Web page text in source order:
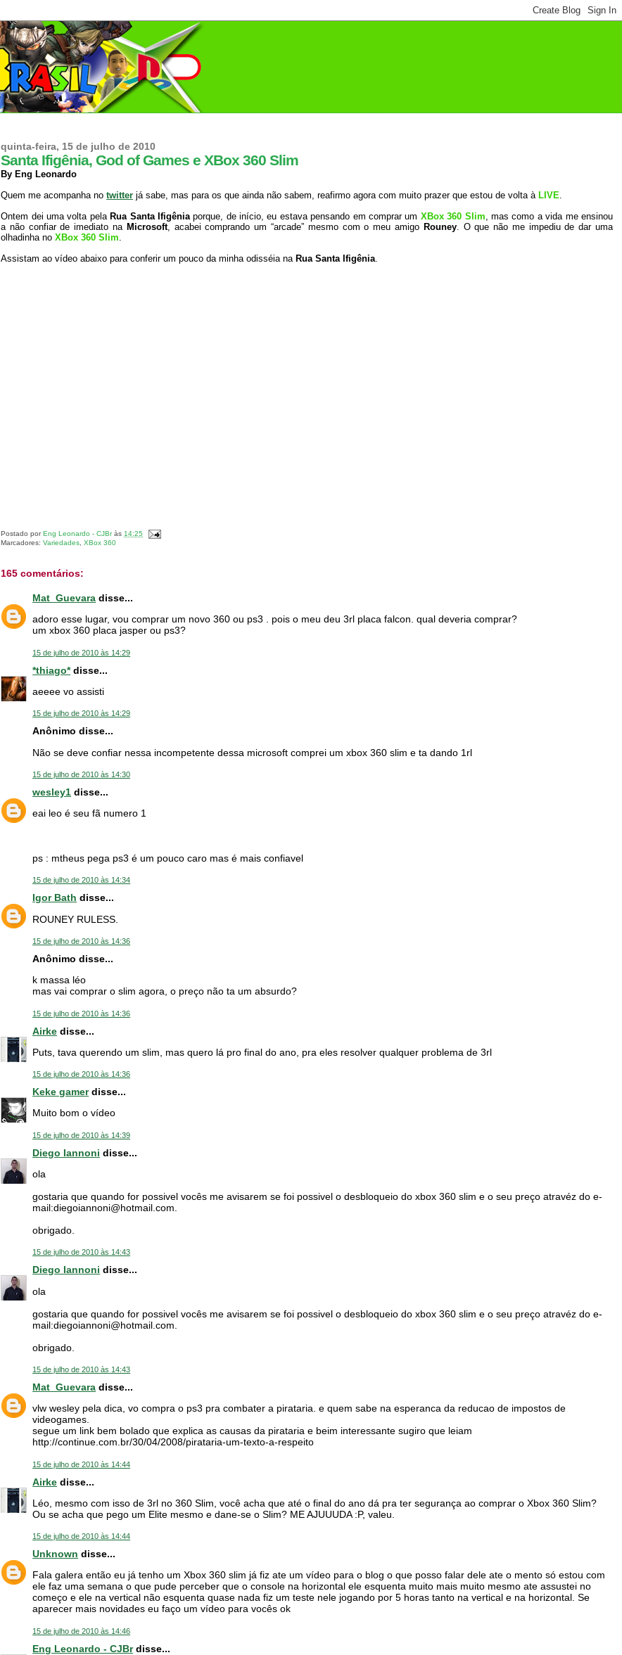
quinta-feira, 15 de julho de 2010
Santa Ifigênia, God of Games e XBox 360 Slim
By Eng Leonardo
Quem me acompanha notwitter já sabe, mas para os que ainda não sabem, reafirmo agora com muito prazer que estou de volta à LIVE.
Ontem dei uma volta pela Rua Santa Ifigêniaporque, de início, eu estava pensando em comprar um XBox 360 Slim, mas como a vida me ensinou
a não confiar de imediato na Microsoft, acabei comprando um “arcade” mesmo com o meu amigo Rouney. O que não me impediu de dar uma
olhadinha noXBox 360 Slim.
Assistam ao vídeo abaixo para conferir um pouco da minha odisséia na Rua Santa Ifigênia.
Postado porEng Leonardo - CJBràs14:25
Marcadores:Variedades ,XBox 360
165 comentários:
Mat_Guevara disse...
adoro esse lugar, vou comprar um novo 360 ou ps3 . pois o meu deu 3rl placa falcon. qual deveria comprar?
um xbox 360 placa jasper ou ps3?
15 de julho de 2010 às 14:29
*thiago*disse...
aeeee vo assisti
15 de julho de 2010 às 14:29
Anônimo disse...
Não se deve confiar nessa incompetente dessa microsoft comprei um xbox 360 slim e ta dando 1rl
15 de julho de 2010 às 14:30
wesley1 disse...
eai leo é seu fã numero 1
ps : mtheus pega ps3 é um pouco caro mas é mais confiavel
15 de julho de 2010 às 14:34
Igor Bath disse...
ROUNEY RULESS.
15 de julho de 2010 às 14:36
Anônimo disse...
k massa léo
mas vai comprar o slim agora, o preço não ta um absurdo?
15 de julho de 2010 às 14:36
Airke disse...
Puts, tava querendo um slim, mas quero lá pro final do ano, pra eles resolver qualquer problema de 3rl
15 de julho de 2010 às 14:36
Keke gamerdisse...
Muito bom o vídeo
15 de julho de 2010 às 14:39
Diego Iannoni disse...
ola
gostaria que quando for possivel vocês me avisarem se foi possivel o desbloqueio do xbox 360 slim e o seu preço atravéz do e-
mail:diegoiannoni@hotmail.com.
obrigado.
15 de julho de 2010 às 14:43
Diego Iannoni disse...
ola
gostaria que quando for possivel vocês me avisarem se foi possivel o desbloqueio do xbox 360 slim e o seu preço atravéz do e-
mail:diegoiannoni@hotmail.com.
obrigado.
15 de julho de 2010 às 14:43
Mat_Guevara disse...
vlw wesley pela dica, vo compra o ps3 pra combater a pirataria. e quem sabe na esperanca da reducao de impostos de
videogames.
segue um link bem bolado que explica as causas da pirataria e beim interessante sugiro que leiam
http://continue.com.br/30/04/2008/pirataria-um-texto-a-respeito
15 de julho de 2010 às 14:44
Airke disse...
Léo, mesmo com isso de 3rl no 360 Slim, você acha que até o final do ano dá pra ter segurança ao comprar o Xbox 360 Slim?
Ou se acha que pego um Elite mesmo e dane-se o Slim? ME AJUUUDA :P, valeu.
15 de julho de 2010 às 14:44
Unknown disse...
Fala galera então eu já tenho um Xbox 360 slim já fiz ate um vídeo para o blog o que posso falar dele ate o mento só estou com
ele faz uma semana o que pude perceber que o console na horizontal ele esquenta muito mais muito mesmo ate assustei no
começo e ele na vertical não esquenta quase nada fiz um teste nele jogando por 5 horas tanto na vertical e na horizontal. Se
aparecer mais novidades eu faço um vídeo para vocês ok
15 de julho de 2010 às 14:46
Eng Leonardo - CJBrdisse...